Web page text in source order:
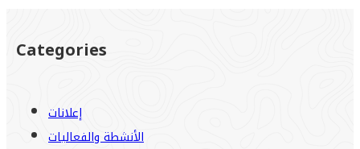
Categories
إعلانات
الأنشطة والفعاليات